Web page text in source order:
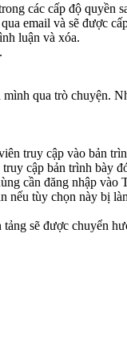
các cấp độ quyền
qua email và sẽ được
luận và xóa.
qua trò chuyện.
truy cập vào bản
cập bản trình bày
cần đăng nhập vào
nếu tùy chọn này bị
tảng sẽ được chuyển